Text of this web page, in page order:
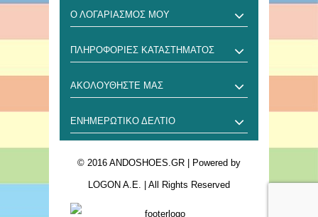
Ο ΛΟΓΑΡΙΑΣΜΌΣ ΜΟΥ
ΠΛΗΡΟΦΟΡΊΕΣ ΚΑΤΑΣΤΉΜΑΤΟΣ
ΑΚΟΛΟΥΘΉΣΤΕ ΜΑΣ
ΕΝΗΜΕΡΩΤΙΚΌ ΔΕΛΤΊΟ
© 2016 ANDOSHOES.GR | Powered by
LOGON A.E. | All Rights Reserved